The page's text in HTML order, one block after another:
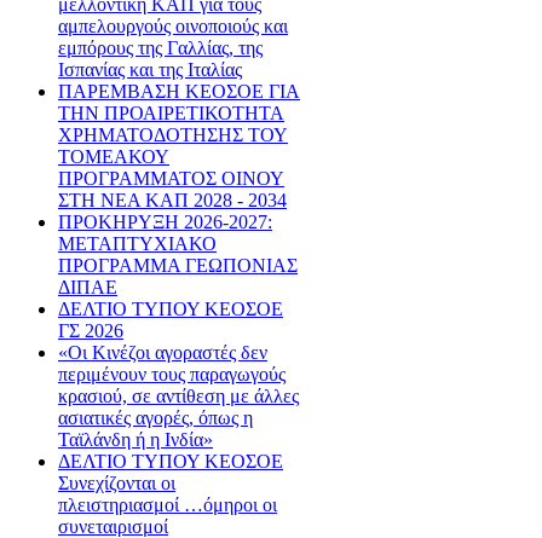
αμπελουργούς οινοποιούς και
εμπόρους της Γαλλίας, της
Ισπανίας και της Ιταλίας
ΠΑΡΕΜΒΑΣΗ ΚΕΟΣΟΕ ΓΙΑ
ΤΗΝ ΠΡΟΑΙΡΕΤΙΚΟΤΗΤΑ
ΧΡΗΜΑΤΟΔΟΤΗΣΗΣ ΤΟΥ
ΤΟΜΕΑΚΟΥ
ΠΡΟΓΡΑΜΜΑΤΟΣ ΟΙΝΟΥ
ΣΤΗ ΝΕΑ ΚΑΠ 2028 - 2034
ΠΡΟΚΗΡΥΞΗ 2026-2027:
ΜΕΤΑΠΤΥΧΙΑΚΟ
ΠΡΟΓΡΑΜΜΑ ΓΕΩΠΟΝΙΑΣ
ΔΙΠΑΕ
ΔΕΛΤΙΟ ΤΥΠΟΥ ΚΕΟΣΟΕ
ΓΣ 2026
«Οι Κινέζοι αγοραστές δεν
περιμένουν τους παραγωγούς
κρασιού, σε αντίθεση με άλλες
ασιατικές αγορές, όπως η
Ταϊλάνδη ή η Ινδία»
ΔΕΛΤΙΟ ΤΥΠΟΥ ΚΕΟΣΟΕ
Συνεχίζονται οι
πλειστηριασμοί …όμηροι οι
συνεταιρισμοί